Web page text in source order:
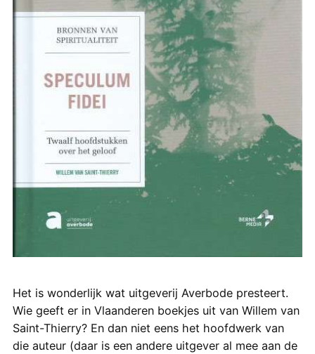
Het is wonderlijk wat uitgeverij Averbode presteert.
Wie geeft er in Vlaanderen boekjes uit van Willem van
Saint-Thierry? En dan niet eens het hoofdwerk van
die auteur (daar is een andere uitgever al mee aan de